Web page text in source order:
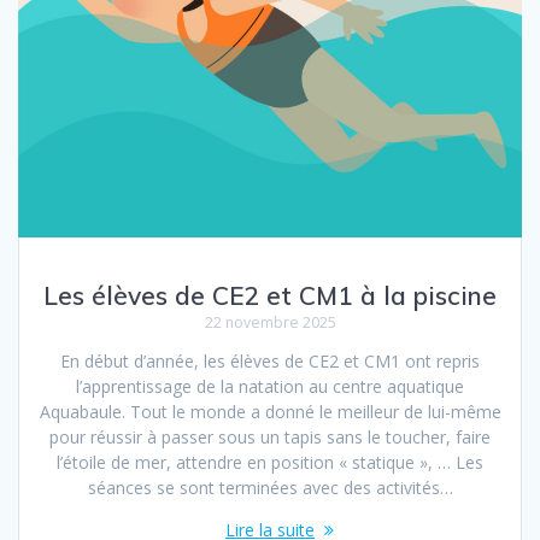
Les élèves de CE2 et CM1 à la piscine
22 novembre 2025
En début d’année, les élèves de CE2 et CM1 ont repris
l’apprentissage de la natation au centre aquatique
Aquabaule. Tout le monde a donné le meilleur de lui-même
pour réussir à passer sous un tapis sans le toucher, faire
l’étoile de mer, attendre en position « statique », … Les
séances se sont terminées avec des activités…
Lire la suite